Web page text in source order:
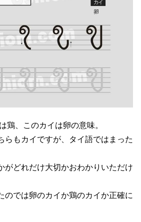
鶏、このカイは卵の意味。
らもカイですが、タイ語ではまった
がどれだけ大切かおわかりいただけ
のでは卵のカイか鶏のカイか正確に